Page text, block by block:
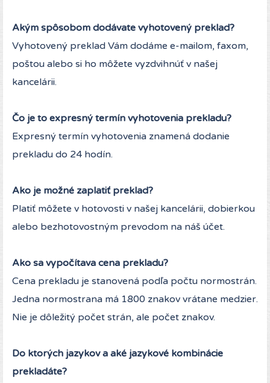
Akým spôsobom dodávate vyhotovený preklad?
Vyhotovený preklad Vám dodáme e-mailom, faxom,
poštou alebo si ho môžete vyzdvihnúť v našej
kancelárii.
Čo je to expresný termín vyhotovenia prekladu?
Expresný termín vyhotovenia znamená dodanie
prekladu do 24 hodín.
Ako je možné zaplatiť preklad?
Platiť môžete v hotovosti v našej kancelárii, dobierkou
alebo bezhotovostným prevodom na náš účet.
Ako sa vypočítava cena prekladu?
Cena prekladu je stanovená podľa počtu normostrán.
Jedna normostrana má 1800 znakov vrátane medzier.
Nie je dôležitý počet strán, ale počet znakov.
Do ktorých jazykov a aké jazykové kombinácie
prekladáte?